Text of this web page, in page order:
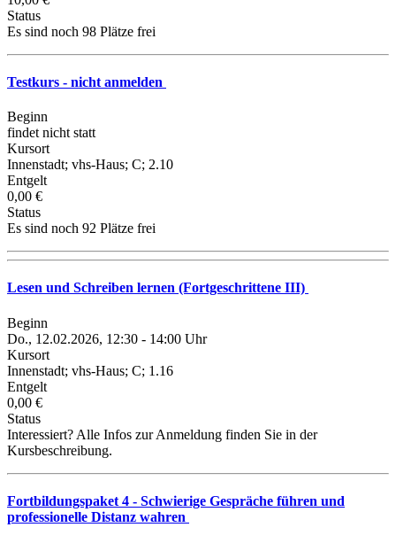
Status
Es sind noch 98 Plätze frei
Testkurs - nicht anmelden
Beginn
findet nicht statt
Kursort
Innenstadt; vhs-Haus; C; 2.10
Entgelt
0,00 €
Status
Es sind noch 92 Plätze frei
Lesen und Schreiben lernen (Fortgeschrittene III)
Beginn
Do., 12.02.2026, 12:30 - 14:00 Uhr
Kursort
Innenstadt; vhs-Haus; C; 1.16
Entgelt
0,00 €
Status
Interessiert? Alle Infos zur Anmeldung finden Sie in der
Kursbeschreibung.
Fortbildungspaket 4 - Schwierige Gespräche führen und
professionelle Distanz wahren